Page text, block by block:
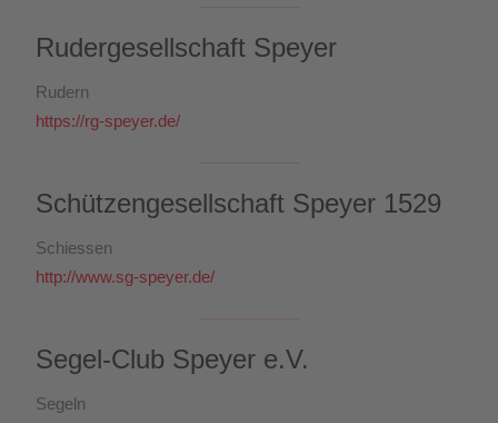
Rudergesellschaft Speyer
Rudern
https://rg-speyer.de/
Schützengesellschaft Speyer 1529
Schiessen
http://www.sg-speyer.de/
Segel-Club Speyer e.V.
Segeln